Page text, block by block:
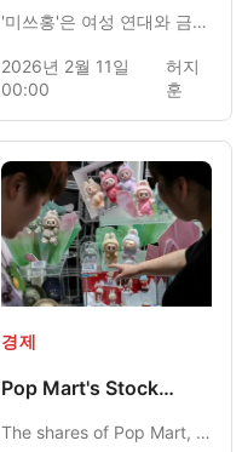
'미쓰홍'은 여성 연대와 금융
로, 시대적 차별 속에서 여성
의 능동적 역할을 강조하는
서사가 주목받고 있다.
2026년 2월 11일
00:00
허지
훈
경제
Pop Mart's Stock
Mini Labubu Dolls
The shares of Pop Mart, a